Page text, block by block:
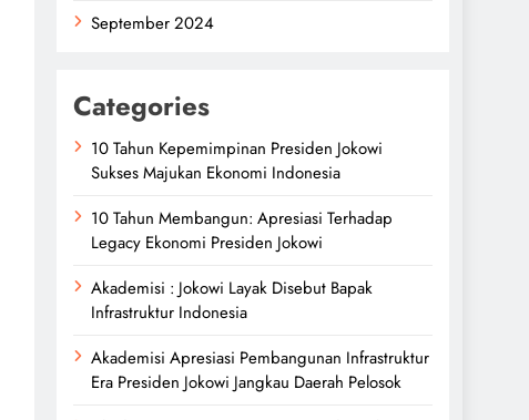
September 2024
Categories
10 Tahun Kepemimpinan Presiden Jokowi
Sukses Majukan Ekonomi Indonesia
10 Tahun Membangun: Apresiasi Terhadap
Legacy Ekonomi Presiden Jokowi
Akademisi : Jokowi Layak Disebut Bapak
Infrastruktur Indonesia
Akademisi Apresiasi Pembangunan Infrastruktur
Era Presiden Jokowi Jangkau Daerah Pelosok